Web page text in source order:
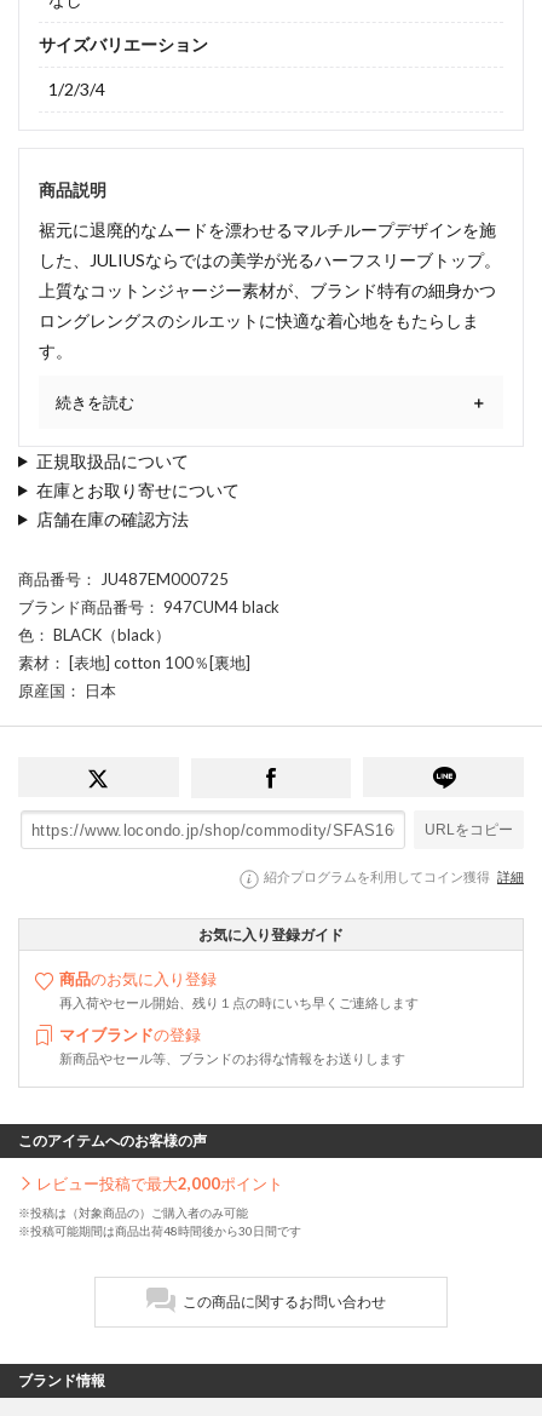
サイズバリエーション
1/2/3/4
商品説明
裾元に退廃的なムードを漂わせるマルチループデザインを施
した、JULIUSならではの美学が光るハーフスリーブトップ。
上質なコットンジャージー素材が、ブランド特有の細身かつ
ロングレングスのシルエットに快適な着心地をもたらしま
す。
続きを読む
正規取扱品について
在庫とお取り寄せについて
店舗在庫の確認方法
商品番号 ： JU487EM000725
ブランド商品番号 ： 947CUM4 black
色 ： BLACK（black）
素材 ： [表地] cotton 100％[裏地]
原産国 ： 日本
URLをコピー
紹介プログラムを利用してコイン獲得 詳細
お気に入り登録ガイド
商品のお気に入り登録
再入荷やセール開始、残り１点の時にいち早くご連絡します
マイブランドの登録
新商品やセール等、ブランドのお得な情報をお送りします
このアイテムへのお客様の声
レビュー投稿で最大2,000ポイント
※投稿は（対象商品の）ご購入者のみ可能
※投稿可能期間は商品出荷48時間後から30日間です
この商品に関するお問い合わせ
ブランド情報